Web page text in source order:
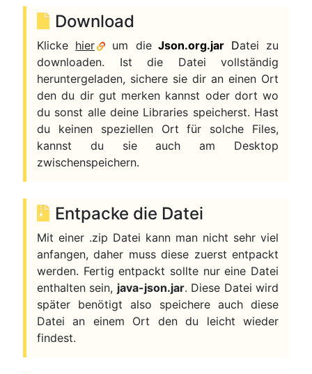
Download
Klicke hier um die Json.org.jarDatei zu
downloaden. Ist die Datei vollständig
heruntergeladen, sichere sie dir an einen Ort
den du dir gut merken kannst oder dort wo
du sonst alle deine Libraries speicherst. Hast
du keinen speziellen Ort für solche Files,
kannst du sie auch am Desktop
zwischenspeichern.
Entpacke die Datei
Mit einer .zip Datei kann man nicht sehr viel
anfangen, daher muss diese zuerst entpackt
werden. Fertig entpackt sollte nur eine Datei
enthalten sein, java-json.jar. Diese Datei wird
später benötigt also speichere auch diese
Datei an einem Ort den du leicht wieder
findest.